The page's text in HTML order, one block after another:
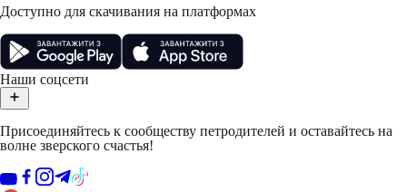
Доступно для скачивания на платформах
Наши соцсети
Присоединяйтесь к сообществу петродителей и оставайтесь на
волне зверского счастья!